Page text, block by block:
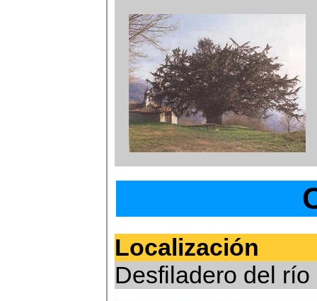
Localización
Desfiladero del